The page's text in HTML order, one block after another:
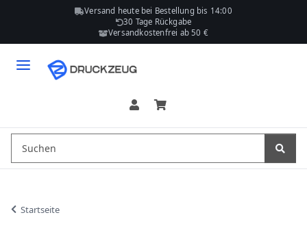
Versand heute bei Bestellung bis 14:00
30 Tage Rückgabe
Versandkostenfrei ab 50 €
Startseite